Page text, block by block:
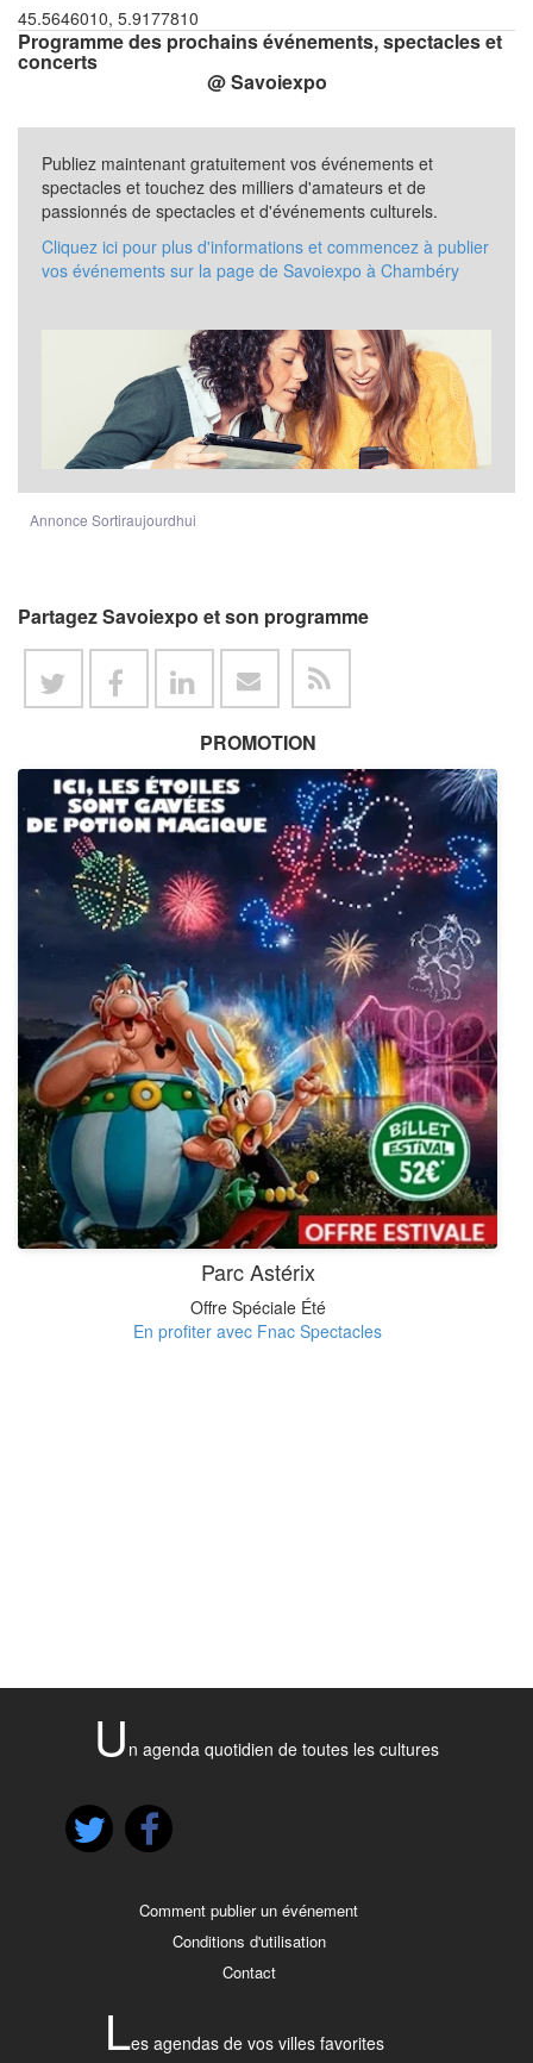
45.5646010, 5.9177810
Programme des prochains événements, spectacles et
concerts
@ Savoiexpo
Publiez maintenant gratuitement vos événements et
spectacles et touchez des milliers d'amateurs et de
passionnés de spectacles et d'événements culturels.
Cliquez ici pour plus d'informations et commencez à publier
vos événements sur la page de Savoiexpo à Chambéry
Annonce Sortiraujourdhui
Partagez Savoiexpo et son programme
PROMOTION
Parc Astérix
Offre Spéciale Été
En profiter avec Fnac Spectacles
U n agenda quotidien de toutes les cultures
Comment publier un événement
Conditions d'utilisation
Contact
Les agendas de vos villes favorites